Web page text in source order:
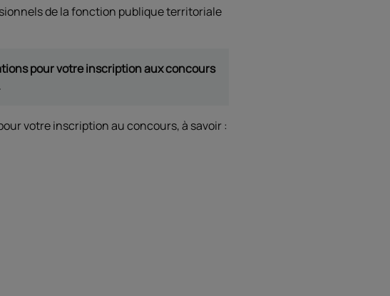
de la fonction publique territoriale
pour votre inscription aux concours
votre inscription au concours, à savoir :